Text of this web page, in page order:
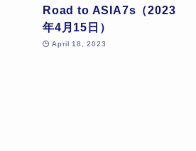
Road to ASIA7s（2023
年4月15日）
April 18, 2023